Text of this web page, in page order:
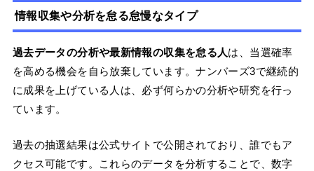
情報収集や分析を怠る怠慢なタイプ
過去データの分析や最新情報の収集を怠る人は、当選確率
を高める機会を自ら放棄しています。ナンバーズ3で継続的
に成果を上げている人は、必ず何らかの分析や研究を行っ
ています。
過去の抽選結果は公式サイトで公開されており、誰でもア
クセス可能です。これらのデータを分析することで、数字